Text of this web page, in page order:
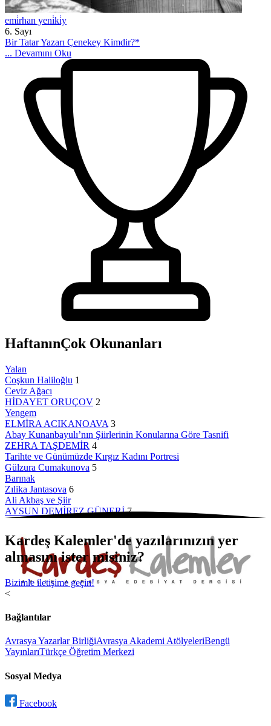
emi̇rhan yeni̇ki̇y
6. Sayı
Bir Tatar Yazarı Çenekey Kimdir?*
... Devamını Oku
HaftanınÇok Okunanları
Yalan
Coşkun Haliloğlu 1
Ceviz Ağacı
HİDAYET ORUÇOV 2
Yengem
ELMİRA ACIKANOAVA 3
Abay Kunanbayulı’nın Şiirlerinin Konularına Göre Tasnifi
ZEHRA TAŞDEMİR 4
Tarihte ve Günümüzde Kırgız Kadını Portresi
Gülzura Cumakunova 5
Barınak
Zılika Jantasova 6
Ali Akbaş ve Şiir
AYSUN DEMİREZ GÜNERİ 7
Kardeş Kalemler'de yazılarınızın yer
almasını ister misiniz?
Bizimle iletişime geçin!
<
Bağlantılar
Avrasya Yazarlar BirliğiAvrasya Akademi AtölyeleriBengü
YayınlarıTürkçe Öğretim Merkezi
Sosyal Medya
Facebook